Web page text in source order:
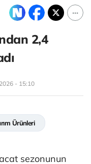
2,4
- 15:10
Ürünleri
sezonunun